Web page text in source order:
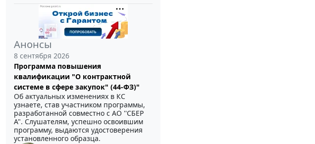
Анонсы
8 сентября 2026
Программа повышения
квалификации "О контрактной
системе в сфере закупок" (44-ФЗ)"
Об актуальных изменениях в КС
узнаете, став участником программы,
разработанной совместно с АО ''СБЕР
А". Слушателям, успешно освоившим
программу, выдаются удостоверения
установленного образца.